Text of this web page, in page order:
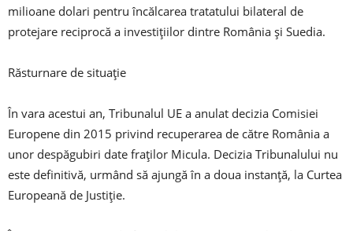
milioane dolari pentru încălcarea tratatului bilateral de
protejare reciprocă a investițiilor dintre România și Suedia.
Răsturnare de situație
În vara acestui an, Tribunalul UE a anulat decizia Comisiei
Europene din 2015 privind recuperarea de către România a
unor despăgubiri date fraţilor Micula. Decizia Tribunalului nu
este definitivă, urmând să ajungă în a doua instanţă, la Curtea
Europeană de Justiţie.